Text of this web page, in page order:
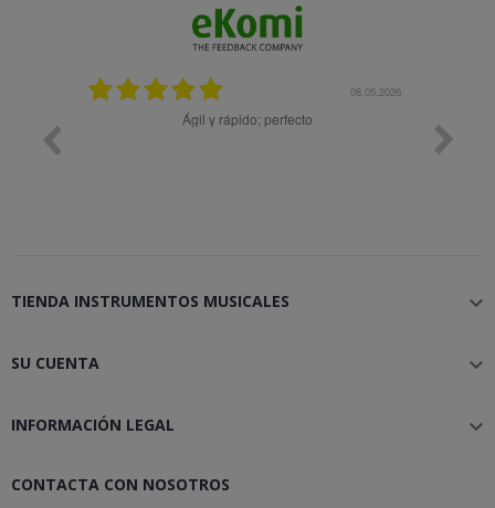
08.05.2026
Muy bien
TIENDA INSTRUMENTOS MUSICALES 
SU CUENTA 
INFORMACIÓN LEGAL 
CONTACTA CON NOSOTROS